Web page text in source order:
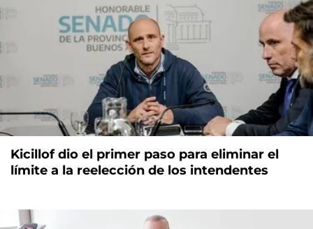
Kicillof dio el primer paso para eliminar el
límite a la reelección de los intendentes